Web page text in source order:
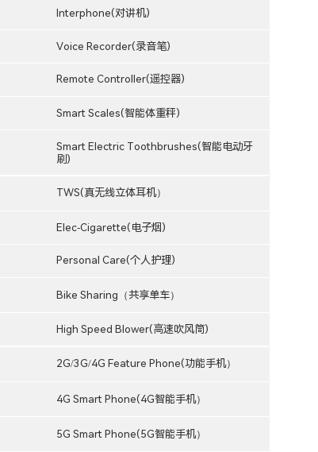
Interphone(对讲机)
Voice Recorder(录音笔)
Remote Controller(遥控器)
Smart Scales(智能体重秤)
Smart Electric Toothbrushes(智能电动牙
刷)
TWS(真无线立体耳机）
Elec-Cigarette(电子烟)
Personal Care(个人护理)
Bike Sharing（共享单车）
High Speed Blower(高速吹风筒)
2G/3G/4G Feature Phone(功能手机）
4G Smart Phone(4G智能手机）
5G Smart Phone(5G智能手机）